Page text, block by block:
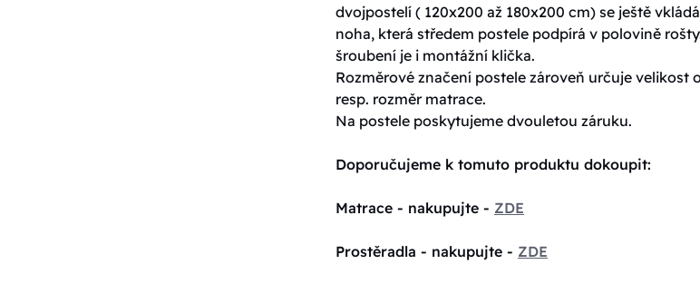
dvojpostelí ( 120x200 až 180x200 cm) se ještě
noha, která středem postele podpírá v polovině
šroubení je i montážní klička.
Rozměrové značení postele zároveň určuje velikost
resp. rozměr matrace.
Na postele poskytujeme dvouletou záruku.
Doporučujeme k tomuto produktu dokoupit:
Matrace - nakupujte - ZDE
Prostěradla - nakupujte - ZDE